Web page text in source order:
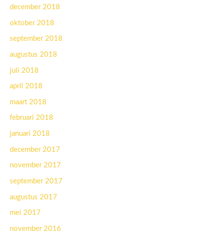
december 2018
oktober 2018
september 2018
augustus 2018
juli 2018
april 2018
maart 2018
februari 2018
januari 2018
december 2017
november 2017
september 2017
augustus 2017
mei 2017
november 2016